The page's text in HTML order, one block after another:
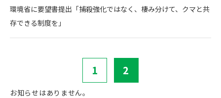
環境省に要望書提出「捕殺強化ではなく、棲み分けて、クマと共
存できる制度を」
1 2
お知らせはありません。